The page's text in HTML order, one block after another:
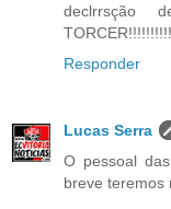
declrrsção
Responder
Lucas Serra
O pessoal
breve teremos